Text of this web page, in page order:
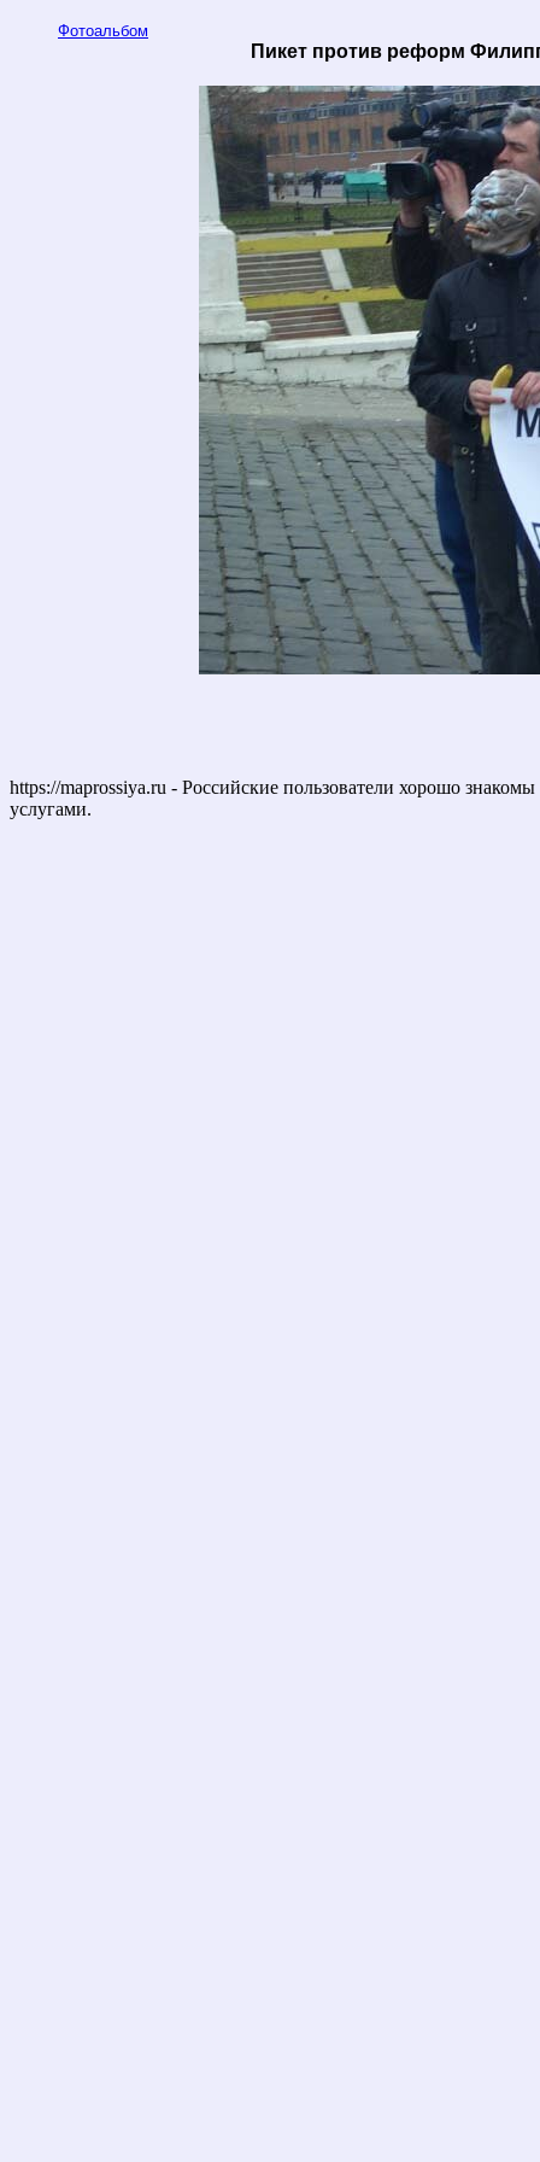
Фотоальбом
Пикет против реформ
https://maprossiya.ru - Российские пользователи хорошо
услугами.